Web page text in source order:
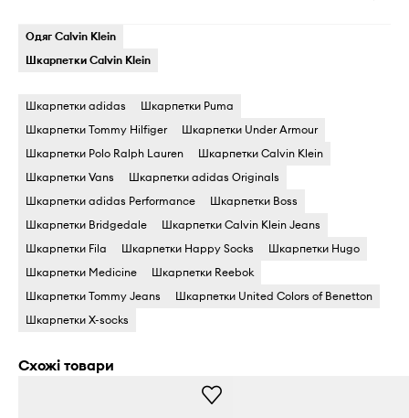
Одяг Calvin Klein
Шкарпетки Calvin Klein
Шкарпетки adidas
Шкарпетки Puma
Шкарпетки Tommy Hilfiger
Шкарпетки Under Armour
Шкарпетки Polo Ralph Lauren
Шкарпетки Calvin Klein
Шкарпетки Vans
Шкарпетки adidas Originals
Шкарпетки adidas Performance
Шкарпетки Boss
Шкарпетки Bridgedale
Шкарпетки Calvin Klein Jeans
Шкарпетки Fila
Шкарпетки Happy Socks
Шкарпетки Hugo
Шкарпетки Medicine
Шкарпетки Reebok
Шкарпетки Tommy Jeans
Шкарпетки United Colors of Benetton
Шкарпетки X-socks
Схожі товари